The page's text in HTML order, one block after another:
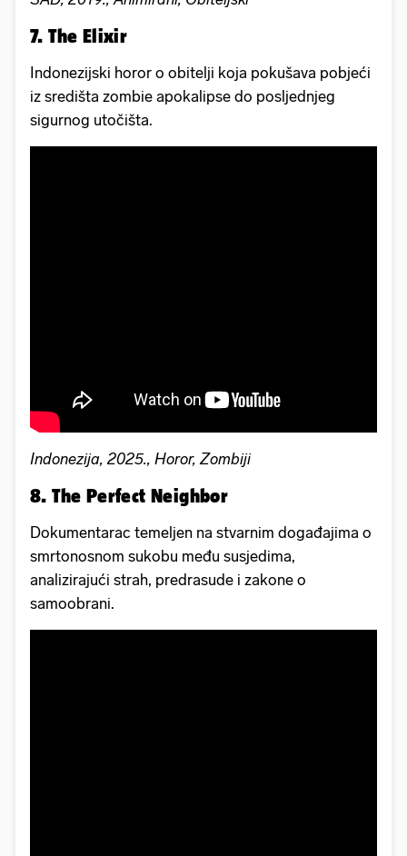
7. The Elixir
Indonezijski horor o obitelji koja pokušava pobjeći
iz središta zombie apokalipse do posljednjeg
sigurnog utočišta.
Indonezija, 2025., Horor, Zombiji
8. The Perfect Neighbor
Dokumentarac temeljen na stvarnim događajima o
smrtonosnom sukobu među susjedima,
analizirajući strah, predrasude i zakone o
samoobrani.